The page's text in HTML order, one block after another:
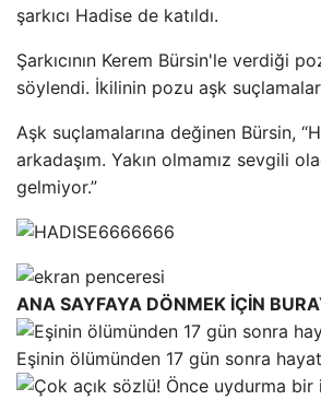
şarkıcı Hadise de katıldı.
Şarkıcının Kerem Bürsin'le verdiği
söylendi. İkilinin pozu aşk
Aşk suçlamalarına değinen Bürsin,
arkadaşım. Yakın olmamız sevgili
gelmiyor.”
ANA SAYFAYA DÖNMEK İÇİN
Eşinin ölümünden 17 gün sonra